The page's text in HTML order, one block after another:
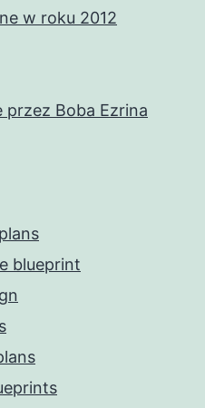
w roku 2012
Boba Ezrina
blueprint